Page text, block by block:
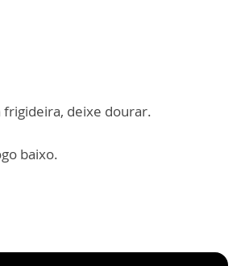
frigideira, deixe dourar.
baixo.